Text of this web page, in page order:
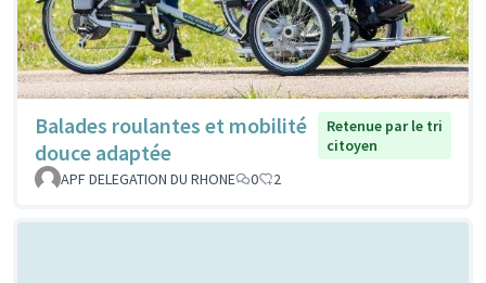
Balades roulantes et mobilité
douce adaptée
Retenue par le tri
citoyen
APF DELEGATION DU RHONE
0 2